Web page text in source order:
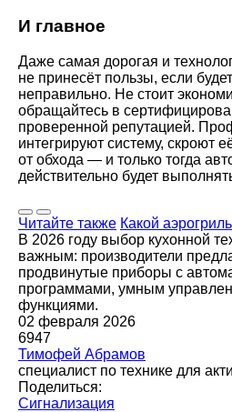
И главное
Даже самая дорогая и
не принесёт пользы, если
неправильно. Не стоит
обращайтесь в
проверенной репутацией.
интегрируют систему, скроют
от обхода — и только тогда
действительно будет
Читайте также Какой
В 2026 году выбор кухонной
важным: производители
продвинутые приборы с
программами, умным
функциями.
02 февраля 2026
6947
Тимофей Абрамов
специалист по технике для
Поделиться:
Сигнализация